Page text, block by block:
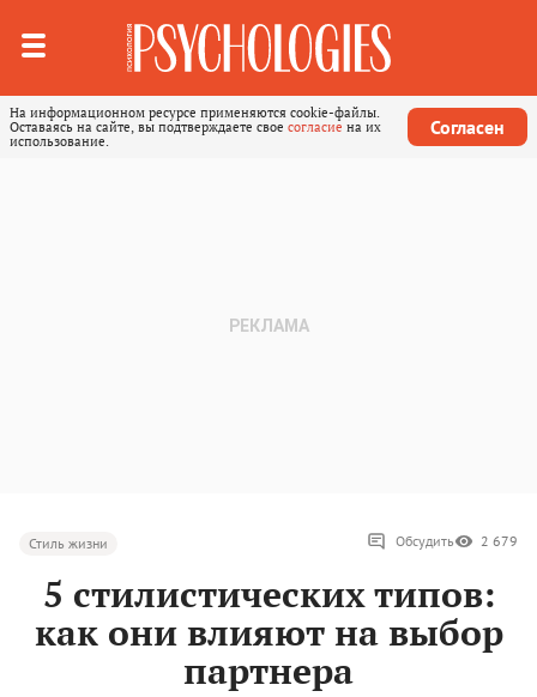
На информационном ресурсе применяются cookie-файлы.
Оставаясь на сайте, вы подтверждаете свое согласие на их
использование.
Согласен
Стиль жизни Обсудить 2 679
5 стилистических типов:
как они влияют на выбор
партнера